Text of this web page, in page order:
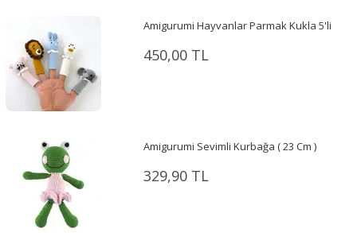
Amigurumi Hayvanlar Parmak Kukla 5'li
450,00 TL
Amigurumi Sevimli Kurbağa ( 23 Cm )
329,90 TL